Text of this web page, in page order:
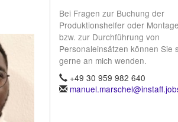
Bei Fragen zur Buchung der
Produktionshelfer oder
bzw. zur Durchführung von
Personaleinsätzen können Sie
gerne an mich wenden.
+49 30 959 982 640